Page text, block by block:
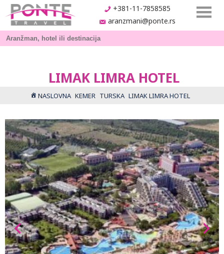
+381-11-7858585
aranzmani@ponte.rs
LIMAK LIMRA HOTEL
NASLOVNA KEMER TURSKA LIMAK LIMRA HOTEL